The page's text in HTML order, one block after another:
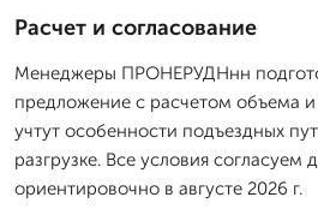
Расчет и согласование
Менеджеры ПРОНЕРУДНнн
предложение с расчетом объема
учтут особенности подъездных
разгрузке. Все условия согласуем
ориентировочно в августе 2026 г.